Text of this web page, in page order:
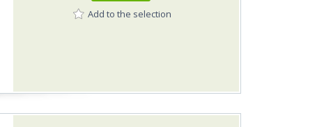
Add to the selection